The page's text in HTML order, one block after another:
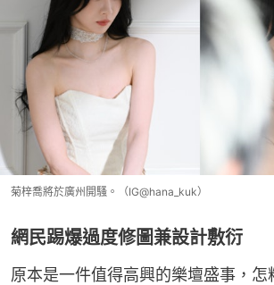
菊梓喬將於廣州開騷。（IG@hana_kuk）
網民踢爆過度修圖兼設計敷衍
原本是一件值得高興的樂壇盛事，怎